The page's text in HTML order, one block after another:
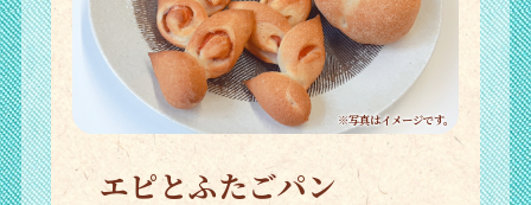
※写真はイメージです。
エピとふたごパン